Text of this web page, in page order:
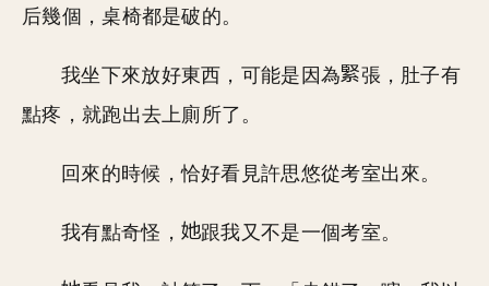
后幾個，桌椅都是破的。
我坐下來放好東西，可能是因為
張，肚子有
點疼，就跑出去上廁所了。
回來的時候，恰好看見許思悠從考室出來。
我有點奇怪， 跟我又不是一個考室。